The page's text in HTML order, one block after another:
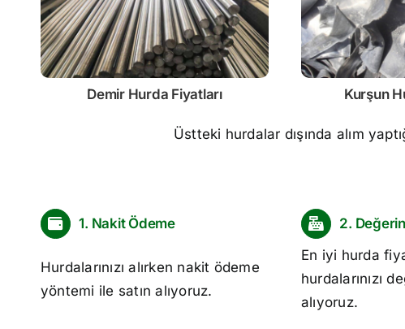
Demir Hurda Fiyatları Kurşun
Üstteki hurdalar dışında alım
1. Nakit Ödeme
Hurdalarınızı alırken nakit ödeme
yöntemi ile satın alıyoruz.
2.
En iyi hurda
hurdalarınızı
alıyoruz.